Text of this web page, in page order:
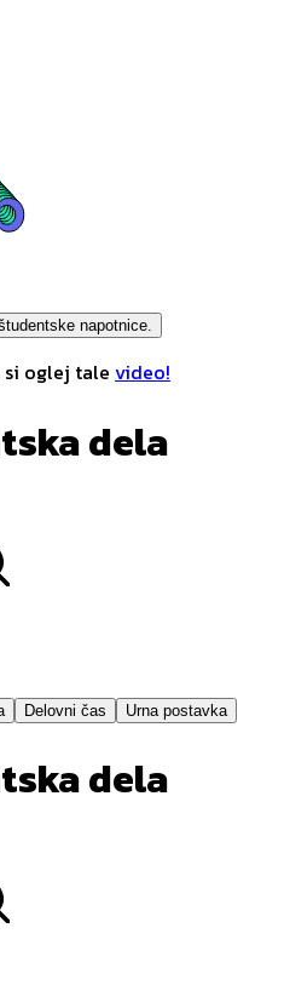
napotnice.
si oglej tale video!
dela
Delovni čas Urna postavka
dela